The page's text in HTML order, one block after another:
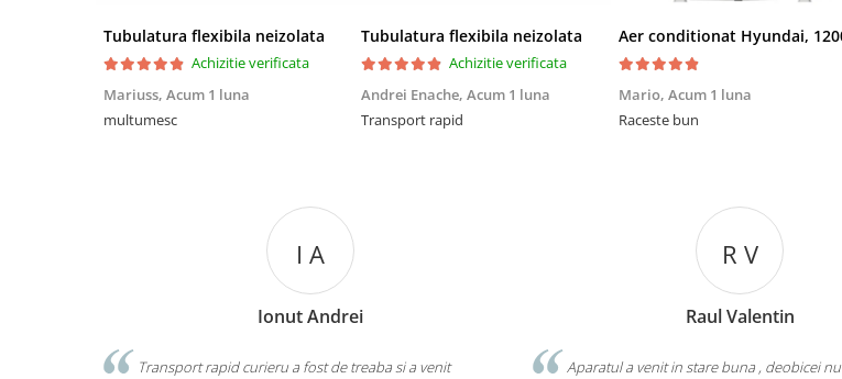
Tubulatura flexibila neizolata
Achizitie verificata
Mariuss, Acum 1 luna
multumesc
Tubulatura flexibila neizolata
Achizitie verificata
Andrei Enache, Acum 1 luna
Transport rapid
Mario, Acum 1 luna
Raceste bun
Ionut Andrei
Transport rapid curieru a fost de treaba si a venit
Raul Valentin
Aparatul a venit in stare buna , deobicei nu las review la